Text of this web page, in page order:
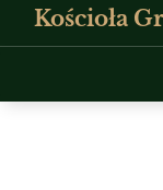
Kościoła